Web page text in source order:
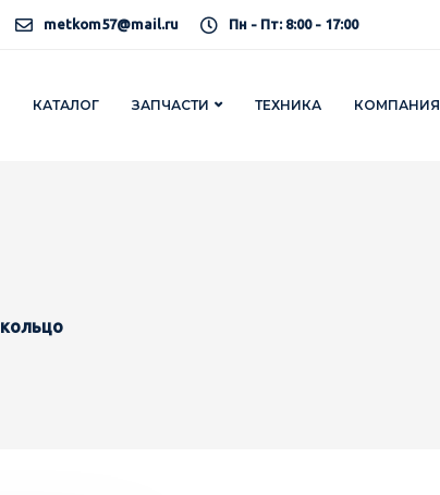
metkom57@mail.ru Пн - Пт: 8:00 - 17:00
КАТАЛОГ ЗАПЧАСТИ ТЕХНИКА КОМПАНИЯ
кольцо